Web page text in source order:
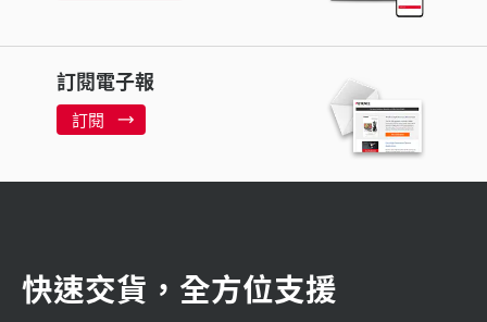
訂閱電子報
訂閱
快速交貨，全方位支援